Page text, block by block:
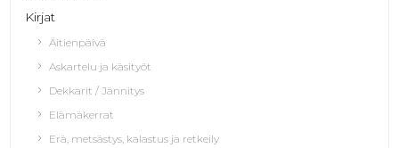
Kirjat
Äitienpäivä
Askartelu ja käsityöt
Dekkarit / Jännitys
Elämäkerrat
Erä, metsästys, kalastus ja retkeily